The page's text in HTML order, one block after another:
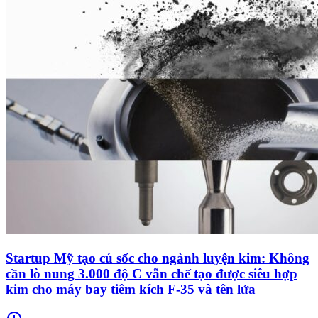
Startup Mỹ tạo cú sốc cho ngành luyện kim: Không
cần lò nung 3.000 độ C vẫn chế tạo được siêu hợp
kim cho máy bay tiêm kích F-35 và tên lửa